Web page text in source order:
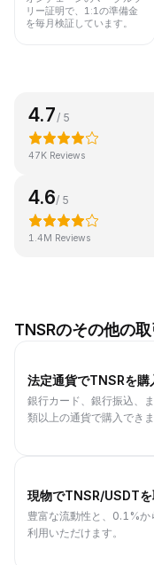
リー証明で、1:1の準備金
を毎月検証しています。
4.7/ 5
47K Reviews
4.6/ 5
1.4M Reviews
TNSRのその他の
法定通貨でTNSRを購
銀行カード、銀行振込、
類以上の通貨で購入できま
現物でTNSR/USDTを
豊富な流動性と、0.1%
利用いただけます。